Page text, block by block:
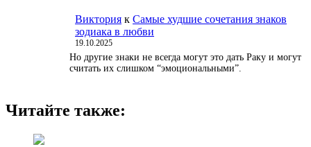
Виктория к Самые худшие сочетания знаков
зодиака в любви
19.10.2025
Но другие знаки не всегда могут это дать Раку и могут
считать их слишком “эмоциональными”.
Читайте также: